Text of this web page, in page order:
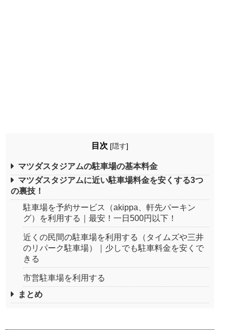
目次 [隠す]
マツダスタジアムの駐車場の基本料金
マツダスタジアムに近い駐車場料金を安くする3つ
の裏技！
駐車場を予約サービス（akippa、軒先パーキン
グ）を利用する｜最安！一日500円以下！
近くの民間の駐車場を利用する（タイムズや三井
のリパーク駐車場）｜少しでも駐車料金を安くで
きる
市営駐車場を利用する
まとめ